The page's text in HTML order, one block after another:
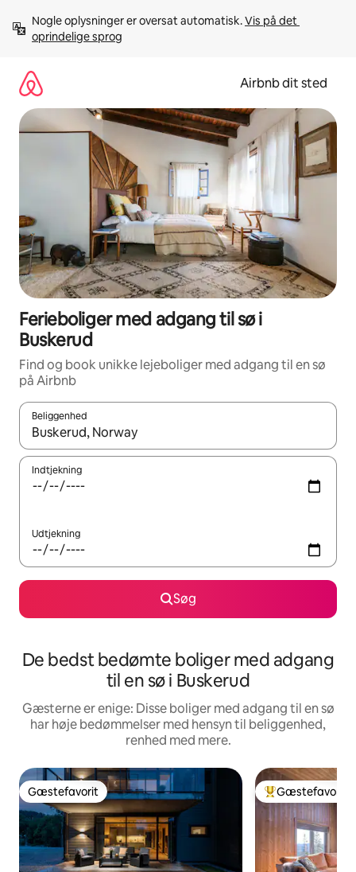
videre
Nogle oplysninger er oversat automatisk. Vis på det
oprindelige sprog
Airbnb dit sted
Ferieboliger med adgang til sø i
Buskerud
Find og book unikke lejeboliger med adgang til en sø
på Airbnb
Beliggenhed
Når resultaterne er tilgængelige, skal du navigere med
Indtjekning
Udtjekning
Søg
De bedst bedømte boliger med adgang
til en sø i Buskerud
Gæsterne er enige: Disse boliger med adgang til en sø
har høje bedømmelser med hensyn til beliggenhed,
renhed med mere.
Gæstefavorit
Gæstefavorit Bedste
Gæstefavorit